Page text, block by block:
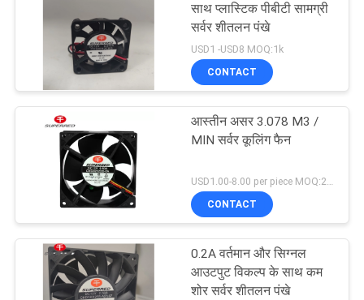
एक
करे
साइटमैप
साथ प्लास्टिक पीबीटी सामग्री
सर्वर शीतलन पंखे
USD1 -USD8 MOQ:1k
CONTACT
आस्तीन असर 3.078 M3 /
MIN सर्वर कूलिंग फैन
USD1.00-8.00 per piece MOQ:2000 पीसी
CONTACT
0.2A वर्तमान और सिग्नल
आउटपुट विकल्प के साथ कम
शोर सर्वर शीतलन पंखे